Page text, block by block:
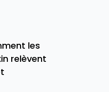
les
relèvent